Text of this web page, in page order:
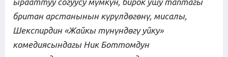
британ арстанынын күрүлдөгөнү, мисалы,
Шекспирдин «Жайкы түнүндөгү уйку»
комедиясындагы Ник Боттомдун